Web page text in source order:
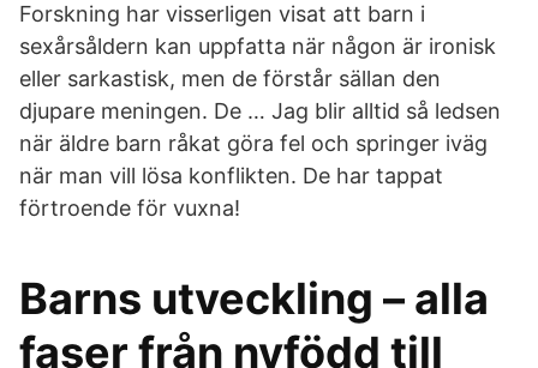
Forskning har visserligen visat att barn i
sexårsåldern kan uppfatta när någon är ironisk
eller sarkastisk, men de förstår sällan den
djupare meningen. De … Jag blir alltid så ledsen
när äldre barn råkat göra fel och springer iväg
när man vill lösa konflikten. De har tappat
förtroende för vuxna!
Barns utveckling – alla
faser från nyfödd till